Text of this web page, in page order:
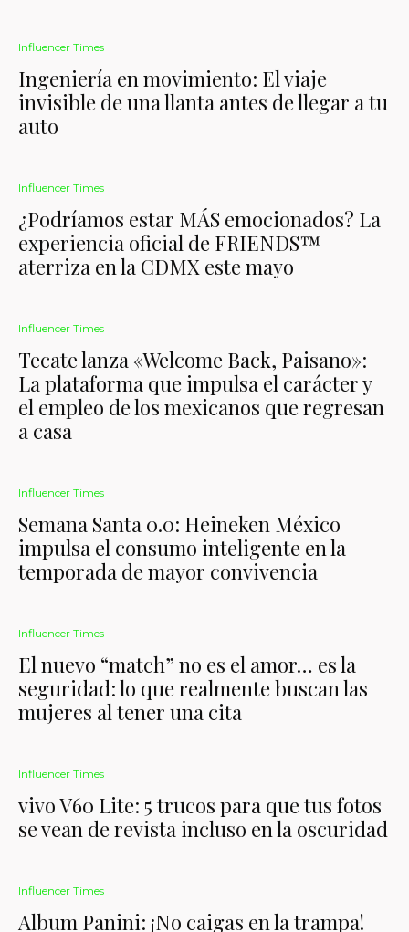
Influencer Times
Ingeniería en movimiento: El viaje
invisible de una llanta antes de llegar a tu
auto
Influencer Times
¿Podríamos estar MÁS emocionados? La
experiencia oficial de FRIENDS™
aterriza en la CDMX este mayo
Influencer Times
Tecate lanza «Welcome Back, Paisano»:
La plataforma que impulsa el carácter y
el empleo de los mexicanos que regresan
a casa
Influencer Times
Semana Santa 0.0: Heineken México
impulsa el consumo inteligente en la
temporada de mayor convivencia
Influencer Times
El nuevo “match” no es el amor… es la
seguridad: lo que realmente buscan las
mujeres al tener una cita
Influencer Times
vivo V60 Lite: 5 trucos para que tus fotos
se vean de revista incluso en la oscuridad
Influencer Times
Album Panini: ¡No caigas en la trampa!